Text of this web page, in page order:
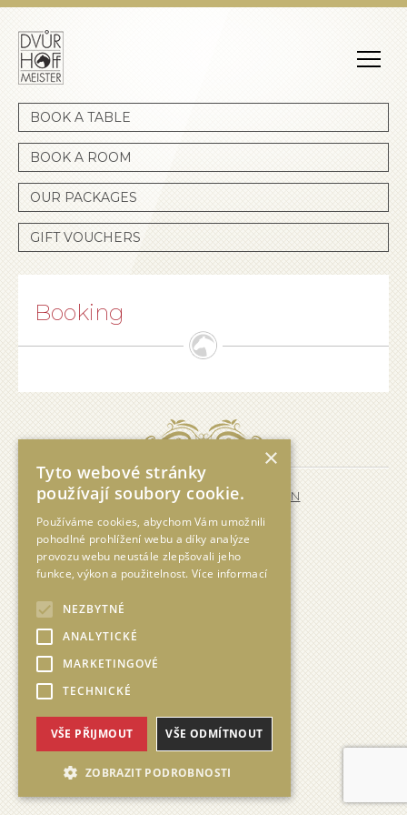
BOOK A TABLE
BOOK A ROOM
OUR PACKAGES
GIFT VOUCHERS
Booking
Dvůr Hoffmeister 2026,
EN
made
×
Tyto webové stránky
používají soubory cookie.
Používáme cookies, abychom Vám umožnili
pohodlné prohlížení webu a díky analýze
provozu webu neustále zlepšovali jeho
funkce, výkon a použitelnost.Více informací
NEZBYTNÉ
ANALYTICKÉ
MARKETINGOVÉ
TECHNICKÉ
VŠE PŘIJMOUT VŠE ODMÍTNOUT
ZOBRAZIT PODROBNOSTI